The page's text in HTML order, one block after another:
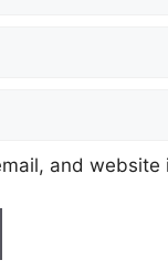
and